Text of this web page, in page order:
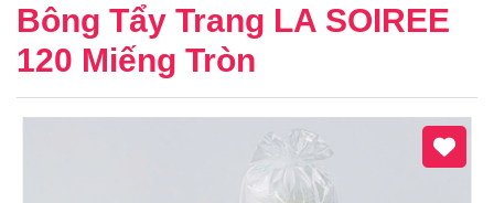
Bông Tẩy Trang LA SOIREE
120 Miếng Tròn